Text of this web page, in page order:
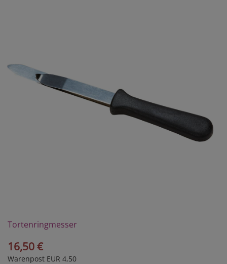
Tortenringmesser
16,50 €
Warenpost EUR 4,50